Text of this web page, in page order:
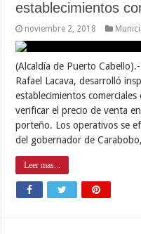
establecimientos
noviembre 2, 2018
(Alcaldía de Puerto
Rafael Lacava, desarrolló
establecimientos
verificar el precio de venta
porteño. Los operativos se
del gobernador de
Leer mas...